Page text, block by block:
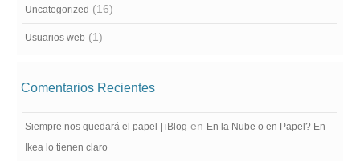
Uncategorized (16)
Usuarios web (1)
Comentarios Recientes
Siempre nos quedará el papel | iBlog en En la Nube o en Papel? En
Ikea lo tienen claro